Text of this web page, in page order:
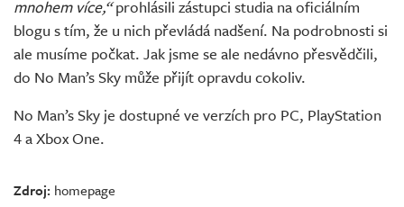
mnohem více,“prohlásili zástupci studia na oficiálním
blogu s tím, že u nich převládá nadšení. Na podrobnosti si
ale musíme počkat. Jak jsme se ale nedávno přesvědčili,
do No Man’s Sky může přijít opravdu cokoliv.
No Man’s Sky je dostupné ve verzích pro PC, PlayStation
4 a Xbox One.
Zdroj: homepage